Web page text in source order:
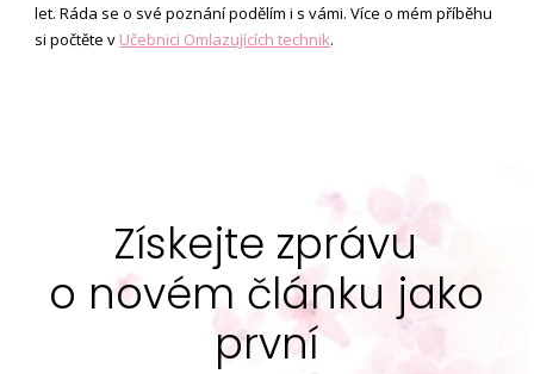
let. Ráda se o své poznání podělím i s vámi. Více o mém příběhu
si počtěte v Učebnici Omlazujících technik.
Získejte zprávu
o novém článku jako
první